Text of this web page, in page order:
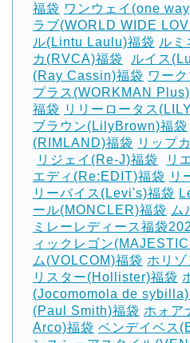
福袋 ワンウェイ(one
ラブ(WORLD WIDE
ル(Lintu Laulu)福袋 ル
カ(RVCA)福袋
ルイス
(Ray Cassin)福袋 ワー
プラス(WORKMAN
福袋 リリーロータス
ブラウン(LilyBrown)福袋
(RIMLAND)福袋 リップ
リジェイ(Re-J)福袋 リ
エディ(Re:EDIT)福袋 リ
リーバイス(Levi's)福袋
ール(MONCLER)福袋 ム
ミレーレディース福袋
ィックレゴン
ム(VOLCOM)福袋 ホリ
リスター(Hollister)福袋
(Jocomomola de sybilla)
(Paul Smith)福袋 ホォア
Arco)福袋 ベンデイベス